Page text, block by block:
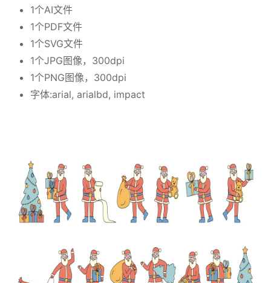
1个AI文件
1个PDF文件
1个SVG文件
1个JPG图像，300dpi
1个PNG图像，300dpi
字体:arial, arialbd, impact